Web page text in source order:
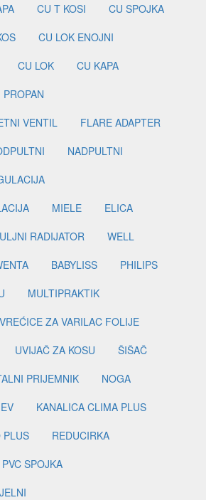
CU T KOSI
CU SPOJKA
CU LOK ENOJNI
CU LOK
CU KAPA
PROPAN
VENTIL
FLARE ADAPTER
NADPULTNI
MIELE
ELICA
ULJNI RADIJATOR
WELL
BABYLISS
PHILIPS
MULTIPRAKTIK
VREĆICE ZA VARILAC FOLIJE
UVIJAČ ZA KOSU
ŠIŠAČ
PRIJEMNIK
NOGA
KANALICA CLIMA PLUS
PLUS
REDUCIRKA
PVC SPOJKA